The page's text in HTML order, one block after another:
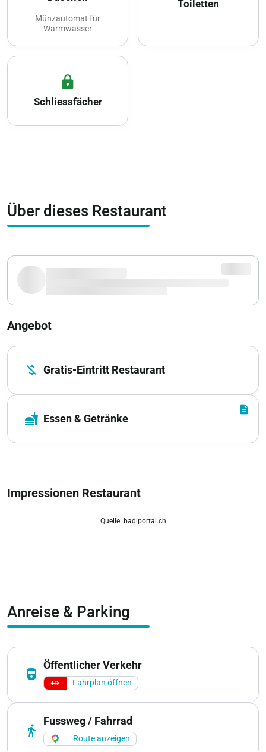
Münzautomat für
Warmwasser
Toiletten
lock
Schliessfächer
Über dieses Restaurant
Angebot
money_off Gratis-Eintritt Restaurant
description
fastfood Essen & Getränke
Impressionen Restaurant
Quelle: badiportal.ch
Anreise & Parking
directions_railway
Öffentlicher Verkehr
Fahrplan öffnen
directions_walk
Fussweg / Fahrrad
Route anzeigen